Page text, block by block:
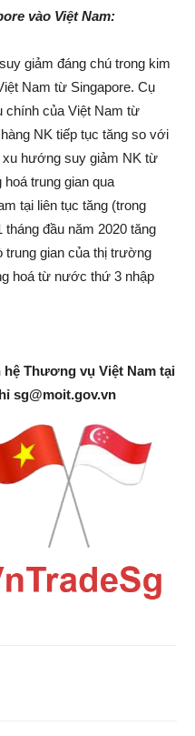
vào Việt Nam:
giảm đáng chú trong kim
Nam từ Singapore. Cụ
chính của Việt Nam từ
NK tiếp tục tăng so với
hướng suy giảm NK từ
trung gian qua
tại liên tục tăng (trong
tháng đầu năm 2020 tăng
trung gian của thị trường
hoá từ nước thứ 3 nhập
Thương vụ Việt Nam tại
sg@moit.gov.vn